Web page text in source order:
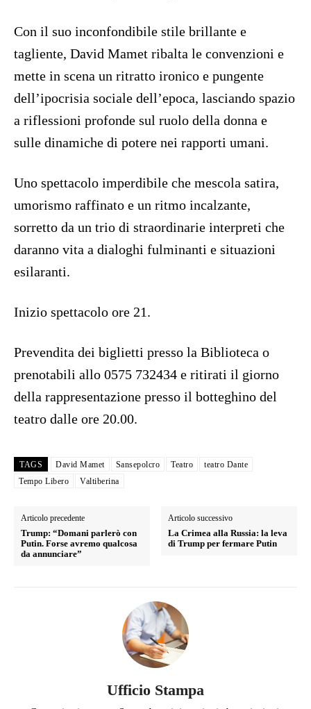
Con il suo inconfondibile stile brillante e
tagliente, David Mamet ribalta le convenzioni e
mette in scena un ritratto ironico e pungente
dell’ipocrisia sociale dell’epoca, lasciando spazio
a riflessioni profonde sul ruolo della donna e
sulle dinamiche di potere nei rapporti umani.
Uno spettacolo imperdibile che mescola satira,
umorismo raffinato e un ritmo incalzante,
sorretto da un trio di straordinarie interpreti che
daranno vita a dialoghi fulminanti e situazioni
esilaranti.
Inizio spettacolo ore 21.
Prevendita dei biglietti presso la Biblioteca o
prenotabili allo 0575 732434 e ritirati il giorno
della rappresentazione presso il botteghino del
teatro dalle ore 20.00.
TAGS David Mamet Sansepolcro Teatro
teatro Dante
Tempo Libero
Valtiberina
Articolo precedente
Trump: “Domani parlerò con
Putin. Forse avremo qualcosa
da annunciare”
Articolo successivo
La Crimea alla Russia: la leva
di Trump per fermare Putin
Ufficio Stampa